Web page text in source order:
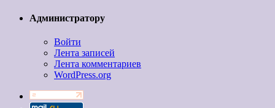
Администратору
Войти
Лента записей
Лента комментариев
WordPress.org